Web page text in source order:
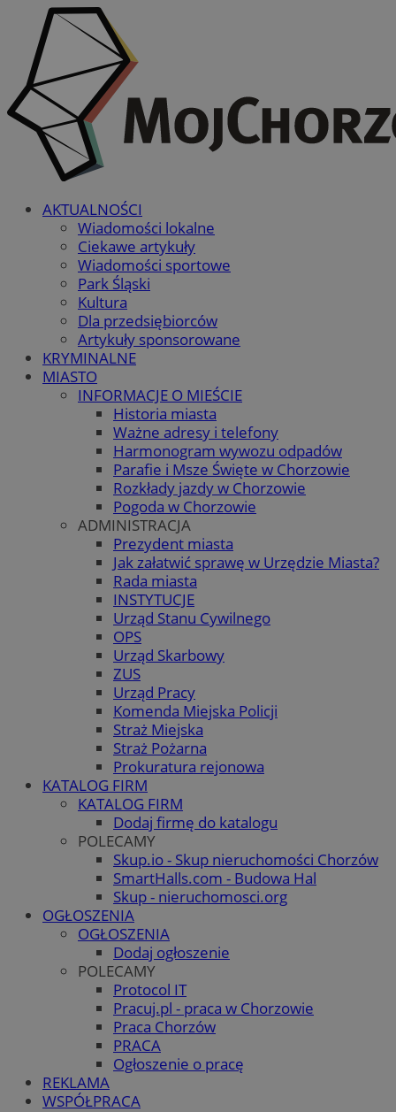
AKTUALNOŚCI
Wiadomości lokalne
Ciekawe artykuły
Wiadomości sportowe
Park Śląski
Kultura
Dla przedsiębiorców
Artykuły sponsorowane
KRYMINALNE
MIASTO
INFORMACJE O MIEŚCIE
Historia miasta
Ważne adresy i telefony
Harmonogram wywozu odpadów
Parafie i Msze Święte w Chorzowie
Rozkłady jazdy w Chorzowie
Pogoda w Chorzowie
ADMINISTRACJA
Prezydent miasta
Jak załatwić sprawę w Urzędzie Miasta?
Rada miasta
INSTYTUCJE
Urząd Stanu Cywilnego
OPS
Urząd Skarbowy
ZUS
Urząd Pracy
Komenda Miejska Policji
Straż Miejska
Straż Pożarna
Prokuratura rejonowa
KATALOG FIRM
KATALOG FIRM
Dodaj firmę do katalogu
POLECAMY
Skup.io - Skup nieruchomości Chorzów
SmartHalls.com - Budowa Hal
Skup - nieruchomosci.org
OGŁOSZENIA
OGŁOSZENIA
Dodaj ogłoszenie
POLECAMY
Protocol IT
Pracuj.pl - praca w Chorzowie
Praca Chorzów
PRACA
Ogłoszenie o pracę
REKLAMA
WSPÓŁPRACA